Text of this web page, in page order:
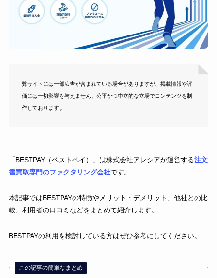
弊サイトには一部広告が含まれている場合がありますが、掲載情報や評
価には一切影響を与えません。公平かつ中立的な立場でコンテンツを制
作しております。
「BESTPAY（ベストペイ）」は株式会社アレシアが運営する注文
書買取専門のファクタリング会社です。
本記事ではBESTPAYの特徴やメリット・デメリット、他社との比
較、利用者の口コミなどをまとめて紹介します。
BESTPAYの利用を検討している方はぜひ参考にしてください。
この記事の簡単なまとめ